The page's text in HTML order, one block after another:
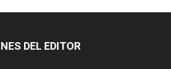
DEL EDITOR